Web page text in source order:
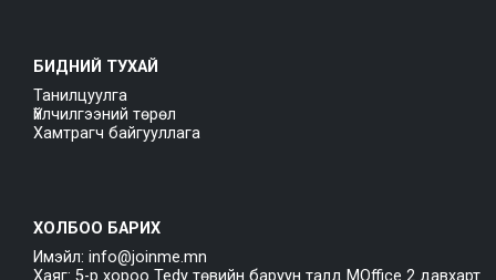
БИДНИЙ ТУХАЙ
Танилцуулга
Үйлчилгээний төрөл
Хамтрагч байгууллага
ХОЛБОО БАРИХ
Имэйл: info@joinme.mn
Хаяг: 5-р хороо Tedy төвийн баруун талд MOffice 2 давхарт